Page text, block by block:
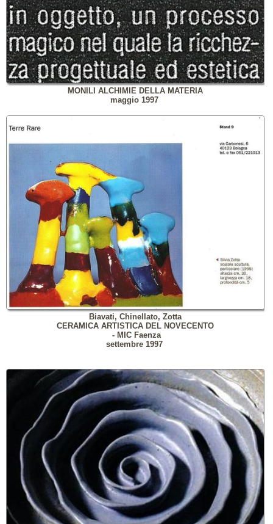
MONILI ALCHIMIE DELLA MATERIA
maggio 1997
Biavati, Chinellato, Zotta
CERAMICA ARTISTICA DEL NOVECENTO
- MIC Faenza
settembre 1997